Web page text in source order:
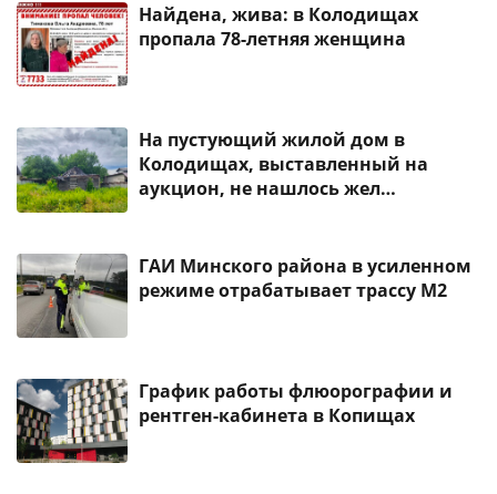
Найдена, жива: в Колодищах
пропала 78-летняя женщина
На пустующий жилой дом в
Колодищах, выставленный на
аукцион, не нашлось жел…
ГАИ Минского района в усиленном
режиме отрабатывает трассу М2
График работы флюорографии и
рентген-кабинета в Копищах